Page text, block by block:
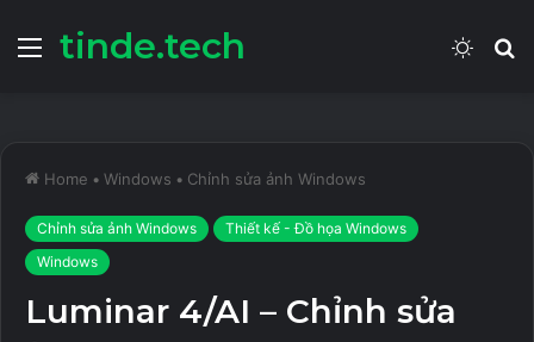
Menu
tinde.tech
Switch
Home • Windows • Chỉnh sửa ảnh Windows
Chỉnh sửa ảnh Windows
Thiết kế - Đồ họa Windows
Windows
Luminar 4/AI – Chỉnh sửa